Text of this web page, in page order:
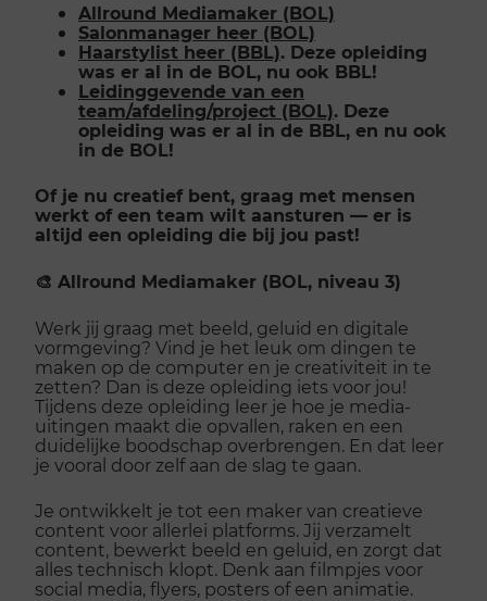
Allround Mediamaker (BOL)
Salonmanager heer (BOL)
Haarstylist heer (BBL). Deze opleiding
was er al in de BOL, nu ook BBL!
Leidinggevende van een
team/afdeling/project (BOL). Deze
opleiding was er al in de BBL, en nu ook
in de BOL!
Of je nu creatief bent, graag met mensen
werkt of een team wilt aansturen — er is
altijd een opleiding die bij jou past!
🎨 Allround Mediamaker (BOL, niveau 3)
Werk jij graag met beeld, geluid en digitale
vormgeving? Vind je het leuk om dingen te
maken op de computer en je creativiteit in te
zetten? Dan is deze opleiding iets voor jou!
Tijdens deze opleiding leer je hoe je media-
uitingen maakt die opvallen, raken en een
duidelijke boodschap overbrengen. En dat leer
je vooral door zelf aan de slag te gaan.
Je ontwikkelt je tot een maker van creatieve
content voor allerlei platforms. Jij verzamelt
content, bewerkt beeld en geluid, en zorgt dat
alles technisch klopt. Denk aan filmpjes voor
social media, flyers, posters of een animatie.